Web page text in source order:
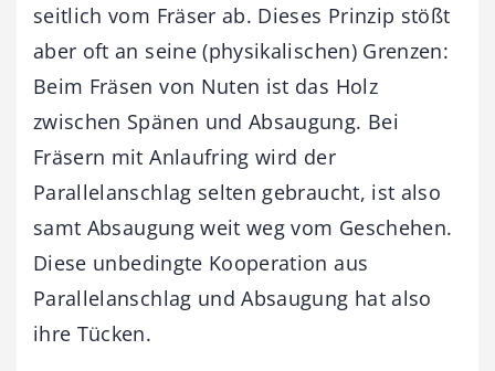
seitlich vom Fräser ab. Dieses Prinzip stößt
aber oft an seine (physikalischen) Grenzen:
Beim Fräsen von Nuten ist das Holz
zwischen Spänen und Absaugung. Bei
Fräsern mit Anlaufring wird der
Parallelanschlag selten gebraucht, ist also
samt Absaugung weit weg vom Geschehen.
Diese unbedingte Kooperation aus
Parallelanschlag und Absaugung hat also
ihre Tücken.